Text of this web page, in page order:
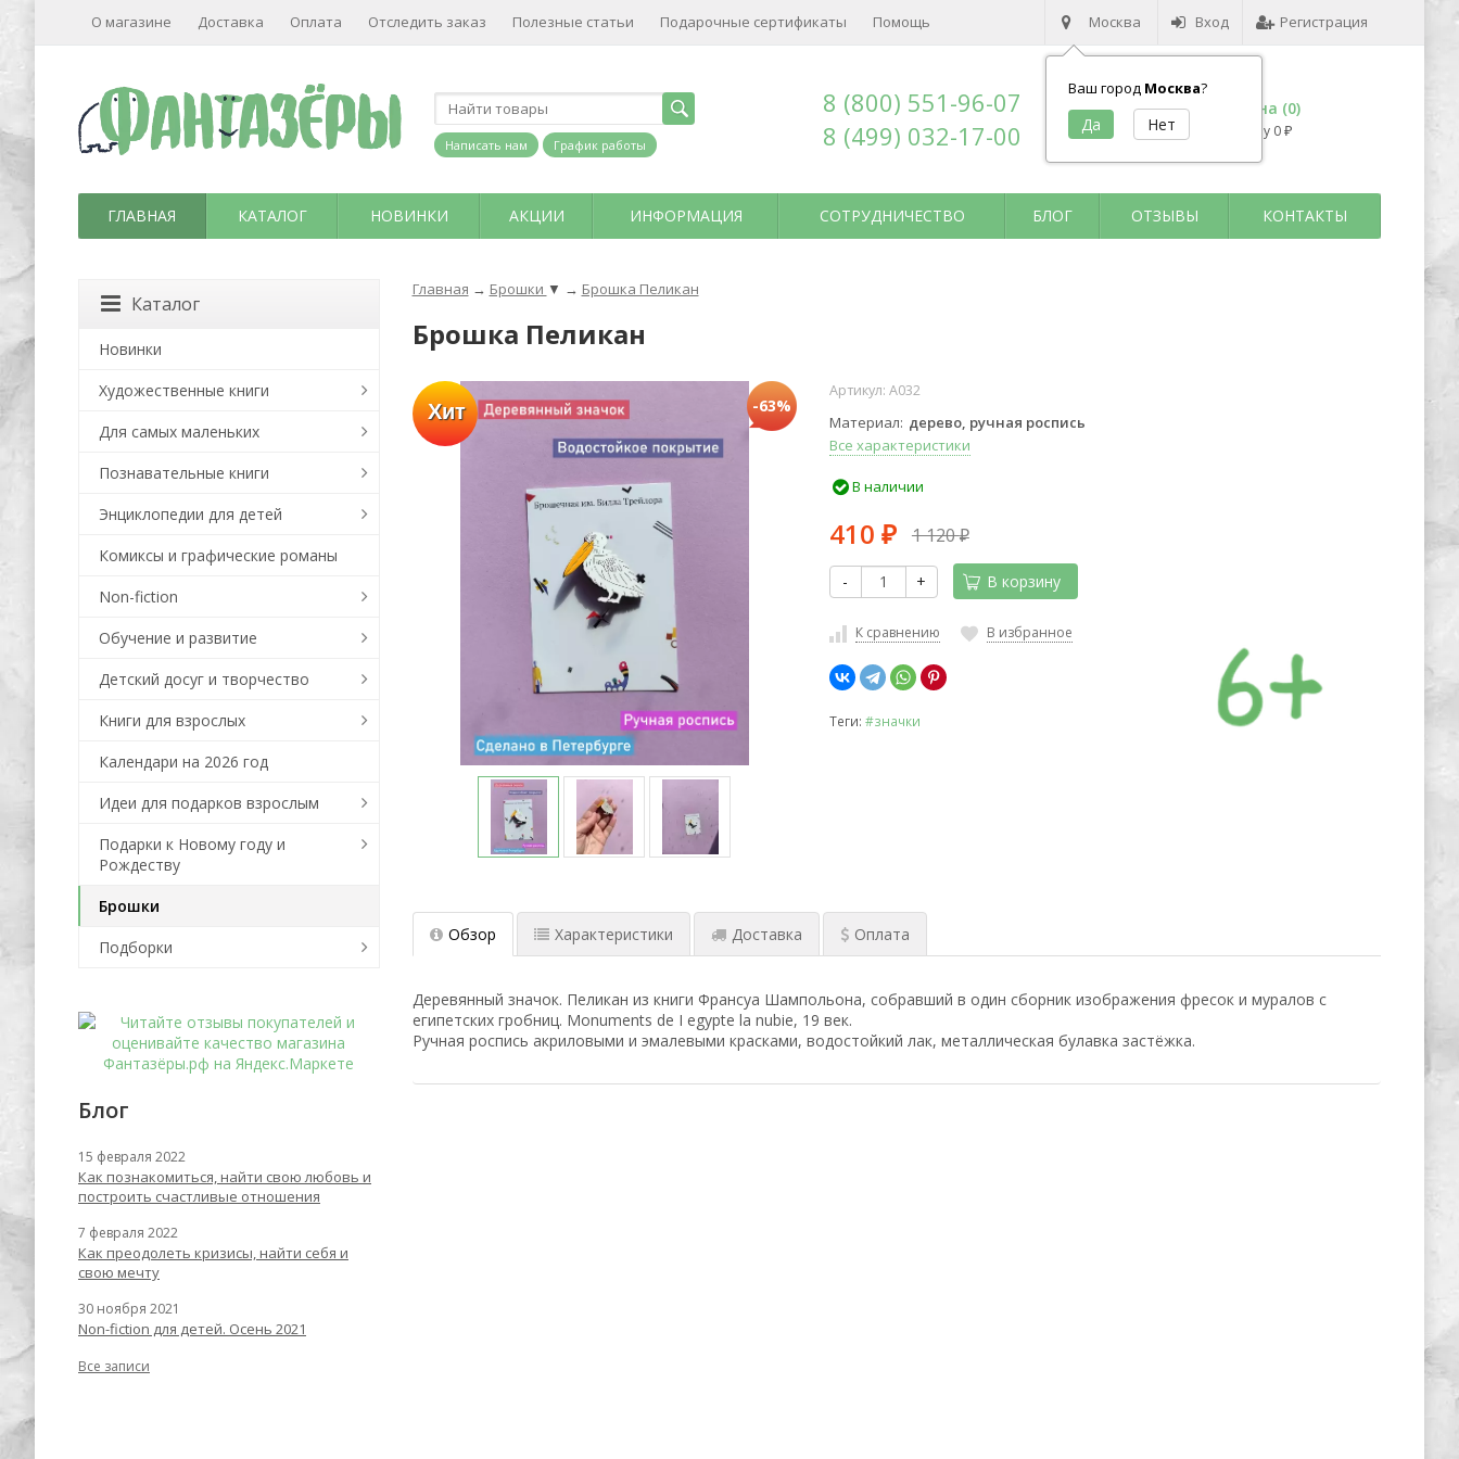
Москва
Ваш город Москва?
Вход Регистрация
О магазине Доставка Оплата Отследить заказ Полезные статьи Подарочные сертификаты Помощь
Написать нам График работы
8 (800) 551-96-07
8 (499) 032-17-00
Корзина (0)
на сумму 0 ₽
ГЛАВНАЯ КАТАЛОГ НОВИНКИ АКЦИИ ИНФОРМАЦИЯ СОТРУДНИЧЕСТВО БЛОГ ОТЗЫВЫ КОНТАКТЫ
Главная → Брошки ▼ → Брошка Пеликан
Брошка Пеликан
Хит -63%
Артикул: А032
Материал дерево, ручная роспись
Все характеристики
В наличии
410 ₽ 1 120₽
- + В корзину
К сравнению В избранное
Теги: #значки
Обзор Характеристики Доставка Оплата
Деревянный значок. Пеликан из книги Франсуа Шампольона, собравший в один сборник изображения фресок и муралов с
египетских гробниц. Monuments de I egypte la nubie, 19 век.
Ручная роспись акриловыми и эмалевыми красками, водостойкий лак, металлическая булавка застёжка.
Каталог
Новинки
Художественные книги
Для самых маленьких
Познавательные книги
Энциклопедии для детей
Комиксы и графические романы
Non-fiction
Обучение и развитие
Детский досуг и творчество
Книги для взрослых
Календари на 2026 год
Идеи для подарков взрослым
Подарки к Новому году и
Рождеству
Брошки
Подборки
Блог
15 февраля 2022
Как познакомиться, найти свою любовь и
построить счастливые отношения
7 февраля 2022
Как преодолеть кризисы, найти себя и
свою мечту
30 ноября 2021
Non-fiction для детей. Осень 2021
Все записи